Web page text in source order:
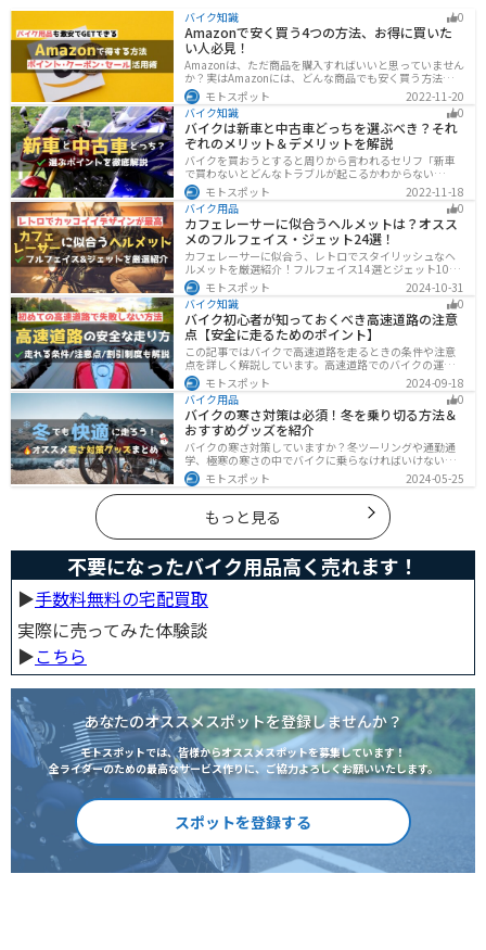
バイク知識 0
Amazonで安く買う4つの方法、お得に買いた
い人必見！
Amazonは、ただ商品を購入すればいいと思っていません
か？実はAmazonには、どんな商品でも安く買う方法が存
在します。この記事では、Amazonでお得に買う方法を4
つ紹介します！Amazonギフト券をやAmazonポイント、
Amazonプライム、タイムセールを活用して安くお得に買
いましょう。
モトスポット
2022-11-20
バイク知識
0
バイクは新車と中古車どっちを選ぶべき？それ
ぞれのメリット＆デメリットを解説
バイクを買おうとすると周りから言われるセリフ「新車
で買わないとどんなトラブルが起こるかわからない
ぞ！」「いやいや、どうせ転ぶんだから中古車で十分
だ！」…いろんな意見があるから迷いますよね。でも新
車と中古車、どちらにも良い点と悪い点があるんです。
それぞれの特徴について解説します。
モトスポット
2022-11-18
バイク用品
0
カフェレーサーに似合うヘルメットは？オスス
メのフルフェイス・ジェット24選！
カフェレーサーに似合う、レトロでスタイリッシュなヘ
ルメットを厳選紹介！フルフェイス14選とジェット10選
の多彩なラインナップで、安全性とデザインの両立を実
現。こだわりのヘルメットで、あなたのライダーズライ
フをより魅力的にアップグレードしましょう！
モトスポット
2024-10-31
バイク知識
0
バイク初心者が知っておくべき高速道路の注意
点【安全に走るためのポイント】
この記事ではバイクで高速道路を走るときの条件や注意
点を詳しく解説しています。高速道路でのバイクの運転
に不安を感じていませんか？実は安全に運転するには、
走行条件や注意点を正しく理解することが大切です。高
速道路でも安全にバイクの運転を楽しむ方法を紹介しま
す！
モトスポット
2024-09-18
バイク用品
0
バイクの寒さ対策は必須！冬を乗り切る方法＆
おすすめグッズを紹介
バイクの寒さ対策していますか？冬ツーリングや通勤通
学、極寒の寒さの中でバイクに乗らなければいけない時
でも快適に乗る方法をまとめました！オススメの寒さ対
策グッズも紹介しているので、これで寒い冬でも快適に
バイクに乗りましょう！
モトスポット 2024-05-25
もっと見る
不要になったバイク用品高く売れます！
▶︎手数料無料の宅配買取
実際に売ってみた体験談
▶︎こちら
あなたのオススメスポットを登録しませんか？
モトスポットでは、皆様からオススメスポットを募集しています！
全ライダーのための最高なサービス作りに、ご協力よろしくお願いいたします。
スポットを登録する